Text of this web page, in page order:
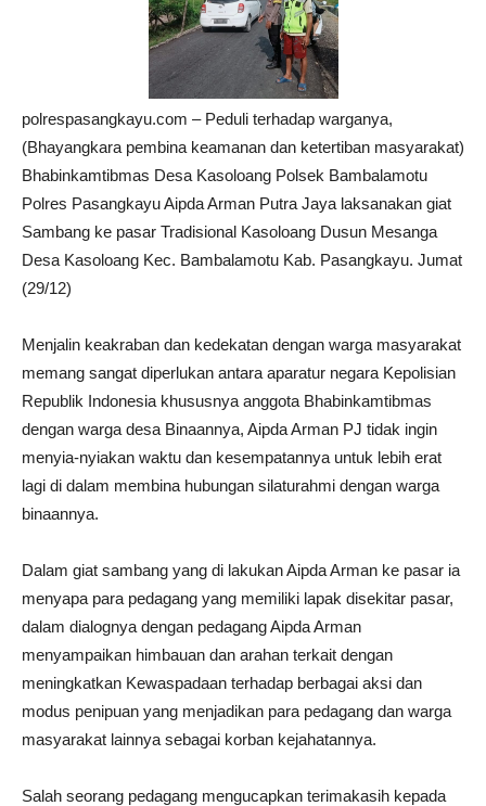
polrespasangkayu.com – Peduli terhadap warganya,
(Bhayangkara pembina keamanan dan ketertiban masyarakat)
Bhabinkamtibmas Desa Kasoloang Polsek Bambalamotu
Polres Pasangkayu Aipda Arman Putra Jaya laksanakan giat
Sambang ke pasar Tradisional Kasoloang Dusun Mesanga
Desa Kasoloang Kec. Bambalamotu Kab. Pasangkayu. Jumat
(29/12)
Menjalin keakraban dan kedekatan dengan warga masyarakat
memang sangat diperlukan antara aparatur negara Kepolisian
Republik Indonesia khususnya anggota Bhabinkamtibmas
dengan warga desa Binaannya, Aipda Arman PJ tidak ingin
menyia-nyiakan waktu dan kesempatannya untuk lebih erat
lagi di dalam membina hubungan silaturahmi dengan warga
binaannya.
Dalam giat sambang yang di lakukan Aipda Arman ke pasar ia
menyapa para pedagang yang memiliki lapak disekitar pasar,
dalam dialognya dengan pedagang Aipda Arman
menyampaikan himbauan dan arahan terkait dengan
meningkatkan Kewaspadaan terhadap berbagai aksi dan
modus penipuan yang menjadikan para pedagang dan warga
masyarakat lainnya sebagai korban kejahatannya.
Salah seorang pedagang mengucapkan terimakasih kepada